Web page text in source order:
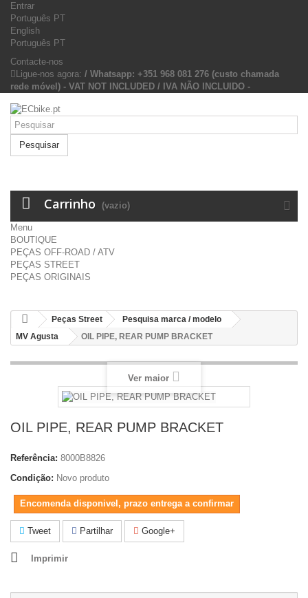
Entrar
Português PT
English
Português PT
Contacte-nos
Ligue-nos agora: / Whatsapp: +351 968 081 276 (custo chamada
rede móvel) - VAT NOT INCLUDED / IVA NÃO INCLUIDO -
Pesquisar
Carrinho (vazio)
Menu
BOUTIQUE
PEÇAS OFF-ROAD / ATV
PEÇAS STREET
PEÇAS ORIGINAIS
Peças Street
Pesquisa marca / modelo
MV Agusta
OIL PIPE, REAR PUMP BRACKET
Ver maior
OIL PIPE, REAR PUMP BRACKET
Referência: 8000B8826
Condição: Novo produto
Encomenda disponivel, prazo entrega a confirmar
Tweet Partilhar Google+
Imprimir